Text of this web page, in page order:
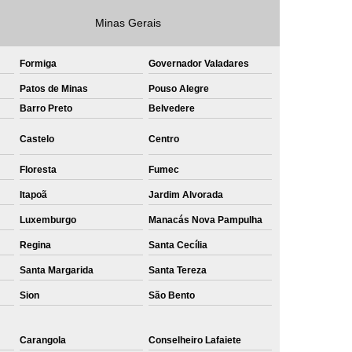
Private Label Roupas Masculinas Bahia
Private Label Têxtil Streetwear Rio de Janeiro
Private Label Bermudas
Bones
Private Label Camisetas
Label de Malhas
Private Label Roupas
Sublimação Camiseta Algodão
Sublimação em Camisetas
Sublimação em Camisetas Lisas
Sublimação em Tecido de Algodão
Minas Gerais
Formiga Governador Valadares
Patos de Minas
Pouso Alegre
Barro Preto Belvedere
Castelo Centro
Floresta Fumec
Itapoã Jardim Alvorada
Luxemburgo Manacás Nova Pampulha
Regina Santa Cecília
Santa Margarida Santa Tereza
Sion São Bento
Carangola Conselheiro Lafaiete